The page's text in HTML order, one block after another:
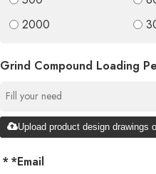
2000
Grind Compound Loading
Upload product design drawings
*Email